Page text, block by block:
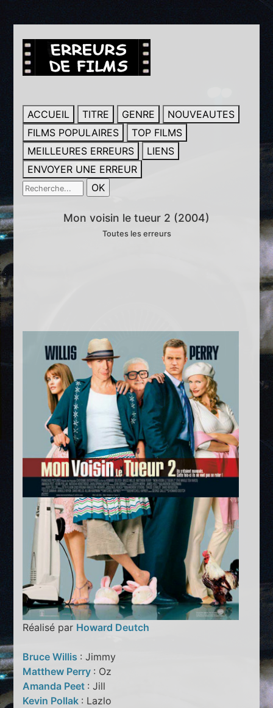
ACCUEIL TITRE GENRE
NOUVEAUTES
FILMS POPULAIRES
TOP FILMS
MEILLEURES ERREURS
LIENS
ENVOYER UNE ERREUR
Mon voisin le tueur 2 (2004)
Toutes les erreurs
Réalisé par Howard Deutch
Bruce Willis : Jimmy
Matthew Perry : Oz
Amanda Peet : Jill
Kevin Pollak : Lazlo